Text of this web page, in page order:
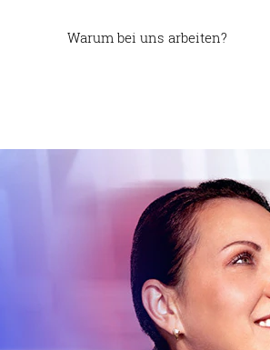
Warum bei uns arbeiten?